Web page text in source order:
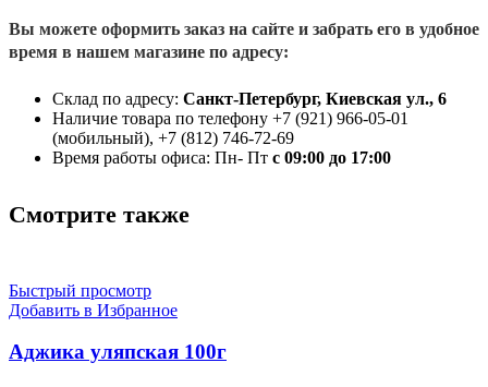
Вы можете оформить заказ на сайте и забрать его в удобное
время в нашем магазине по адресу:
Склад по адресу: Санкт-Петербург, Киевская ул., 6
Наличие товара по телефону +7 (921) 966-05-01
(мобильный), +7 (812) 746-72-69
Время работы офиса: Пн- Пт с 09:00 до 17:00
Смотрите также
Быстрый просмотр
Добавить в Избранное
Аджика уляпская 100г